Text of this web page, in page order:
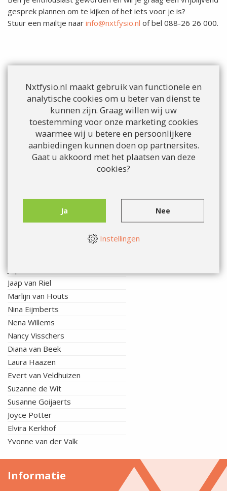
Nxtfysio.nl maakt gebruik van functionele en
analytische cookies om u beter van dienst te
kunnen zijn. Graag willen wij uw
toestemming voor onze marketing cookies
waarmee wij u betere en persoonlijkere
aanbiedingen kunnen doen op partnersites.
Gaat u akkoord met het plaatsen van deze
cookies?
Ja Nee
Instellingen
gesprek plannen om te kijken of het iets voor je is?
Stuur een mailtje naar info@nxtfysio.nl of bel 088-26 26 000.
Team
Frank van der Valk
Meindert van de Ven
Robin Stronkhorst
Suze Janssen
Willeke Verstegen
Maartje Verheul - van der Heijden
Jaap van Riel
Marlijn van Houts
Nina Eijmberts
Nena Willems
Nancy Visschers
Diana van Beek
Laura Haazen
Evert van Veldhuizen
Suzanne de Wit
Susanne Goijaerts
Joyce Potter
Elvira Kerkhof
Yvonne van der Valk
Informatie